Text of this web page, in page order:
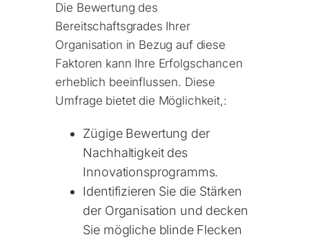
Die Bewertung des
Bereitschaftsgrades Ihrer
Organisation in Bezug auf diese
Faktoren kann Ihre Erfolgschancen
erheblich beeinflussen. Diese
Umfrage bietet die Möglichkeit,:
Zügige Bewertung der
Nachhaltigkeit des
Innovationsprogramms.
Identifizieren Sie die Stärken
der Organisation und decken
Sie mögliche blinde Flecken